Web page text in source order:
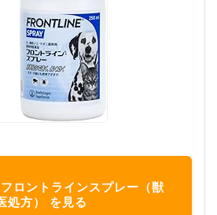
ロントラインスプレー（獣
処方） を見る